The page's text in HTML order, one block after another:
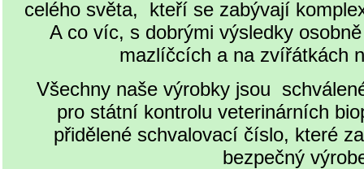
celého světa, kteří se zabývají
A co víc, s dobrými výsledky
mazlíčcích a na zvířátkách
Všechny naše výrobky jsou
pro státní kontrolu veterinárních
přidělené schvalovací číslo, které
bezpečný